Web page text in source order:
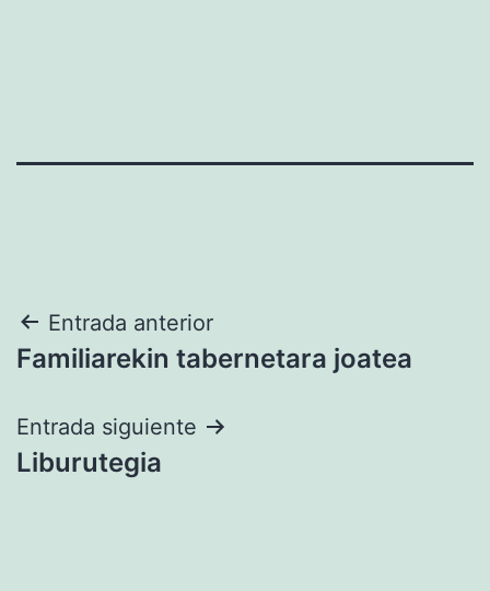
Navegación
de
entradas
Entrada anterior
Familiarekin tabernetara joatea
Entrada siguiente
Liburutegia